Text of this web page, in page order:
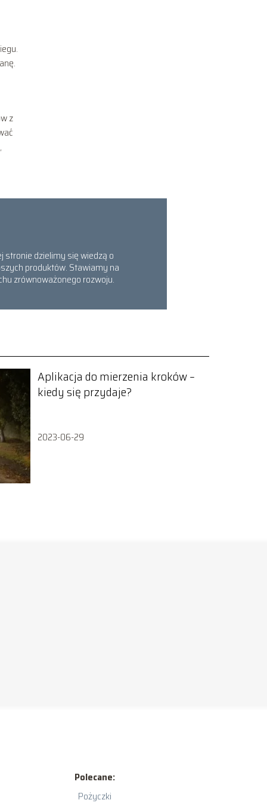
z
stronie dzielimy się wiedzą o
produktów. Stawiamy na
zrównoważonego rozwoju.
Aplikacja do mierzenia kroków –
kiedy się przydaje?
2023-06-29
Polecane:
Pożyczki